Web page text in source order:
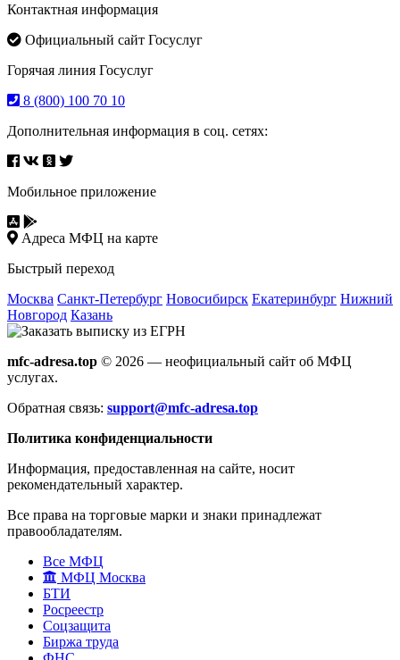
Контактная информация
Официальный сайт Госуслуг
Горячая линия Госуслуг
8 (800) 100 70 10
Дополнительная информация в соц. сетях:
Мобильное приложение
Адреса МФЦ на карте
Быстрый переход
Москва Санкт-Петербург Новосибирск Екатеринбург Нижний
Новгород Казань
mfc-adresa.top © 2026 — неофициальный сайт об МФЦ
услугах.
Обратная связь: support@mfc-adresa.top
Политика конфиденциальности
Информация, предоставленная на сайте, носит
рекомендательный характер.
Все права на торговые марки и знаки принадлежат
правообладателям.
Все МФЦ
МФЦ Москва
БТИ
Росреестр
Соцзащита
Биржа труда